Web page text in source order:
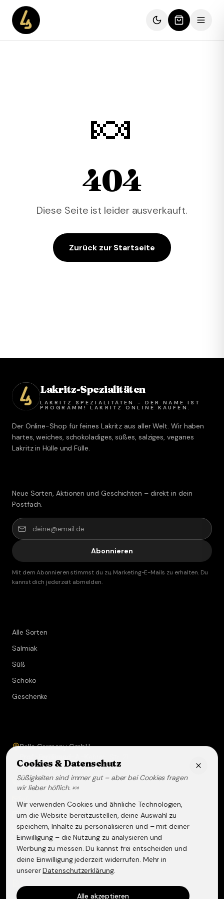
🍬
404
Diese Seite ist leider ausverkauft.
Zurück zur Startseite
Lakritz-Spezialitäten
LAKRITZ SPEZIALITÄTEN - DER NAME IST
PROGRAMM! LAKRITZ ONLINE KAUFEN.
Der Online-Shop für feines Lakritz aus aller Welt. Wir haben
hartes, weiches, schokoladiges, süßes, salziges, veganes
Lakritz in Hülle und Fülle.
Neue Sorten, Aktionen und Geschichten – direkt in dein
Postfach.
Abonnieren
Mit dem Abonnieren stimmst du zu, Marketing-E-Mails zu erhalten. Du
kannst dich jederzeit abmelden.
Alle Sorten
Salmiak
Süß
Schoko
Geschenke
Bella Germany GmbH
67583 Guntersblum
+49 (0) 6249 - 293158
@lakritzspezialitaeten
Versand & Lieferung
Widerruf & Rückgabe
Datenschutzerklärung
Cookies & Datenschutz
Süßigkeiten sind immer gut – aber bei Cookies fragen
wir lieber höflich. 🍬
Wir verwenden Cookies und ähnliche Technologien,
um die Website bereitzustellen, deine Auswahl zu
speichern, Inhalte zu personalisieren und – mit deiner
Einwilligung – die Nutzung zu analysieren und
Werbung zu messen. Du kannst frei entscheiden und
deine Einwilligung jederzeit widerrufen. Mehr in
unserer Datenschutzerklärung.
Alle akzeptieren